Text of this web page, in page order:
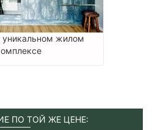
уникальном жилом
ПО ТОЙ ЖЕ ЦЕНЕ: